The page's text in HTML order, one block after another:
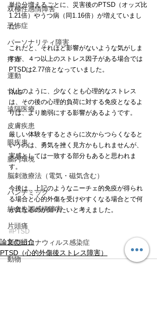
双極性感情障害
恐怖症
パーソナリティ障害
疼痛
運動
TMS
遠隔医療
皮膚疾患
眼疾患
腸内環境
脳刺激療法（電気・磁気含む）
パンデミック
統合失調感情障害
片頭痛
新型コロナウィルス感染症
動物
単位分増えるごとに、災害後のPTSD（オッズ比
1.21倍）やうつ病（同1.16倍）が増えていまし
た。
これだと、それほど影響がないような気がしま
すが、４つ以上のストレス因子がある場合では
PTSDは2.77倍となっていました。
以上のように、少なくとも心理的なストレス
は、その後の心理的負荷に対する免疫となるよ
りは、より脆弱にする影響があるようです。
厳しい体験をするとさらに次からつらくなると
いうのは、勇気を挫く見方かもしれませんが、
実感としては一致する部分もあると思われま
す。
今後は、上記のようなニーチェ的免疫が得られ
る場合と心的外傷を受けやすくなる場合とで何
が異なるのか知りたいと考えました。
#PTSD
論文の紹介
PTSD（心的外傷後ストレス障害）